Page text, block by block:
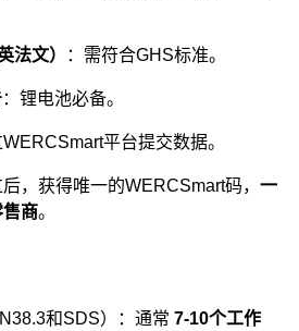
法文） ：需符合GHS标准。
：锂电池必备。
WERCSmart平台提交数据。
，获得唯一的WERCSmart码， 一
商。
和SDS）：通常 7-10个工作